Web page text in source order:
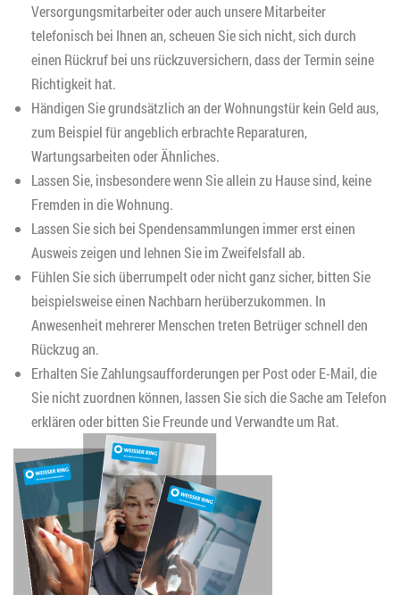
Versorgungsmitarbeiter oder auch unsere Mitarbeiter
telefonisch bei Ihnen an, scheuen Sie sich nicht, sich durch
einen Rückruf bei uns rückzuversichern, dass der Termin seine
Richtigkeit hat.
Händigen Sie grundsätzlich an der Wohnungstür kein Geld aus,
zum Beispiel für angeblich erbrachte Reparaturen,
Wartungsarbeiten oder Ähnliches.
Lassen Sie, insbesondere wenn Sie allein zu Hause sind, keine
Fremden in die Wohnung.
Lassen Sie sich bei Spendensammlungen immer erst einen
Ausweis zeigen und lehnen Sie im Zweifelsfall ab.
Fühlen Sie sich überrumpelt oder nicht ganz sicher, bitten Sie
beispielsweise einen Nachbarn herüberzukommen. In
Anwesenheit mehrerer Menschen treten Betrüger schnell den
Rückzug an.
Erhalten Sie Zahlungsaufforderungen per Post oder E-Mail, die
Sie nicht zuordnen können, lassen Sie sich die Sache am Telefon
erklären oder bitten Sie Freunde und Verwandte um Rat.